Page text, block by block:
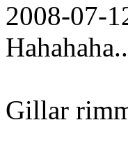
2008-07-
Gillar